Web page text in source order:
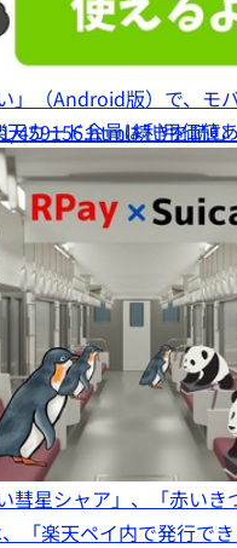
（Android版）で、モ
459156.html続きを読む
カード会員は利用価値
彗星シャア」、「赤い
「楽天ペイ内で発行で